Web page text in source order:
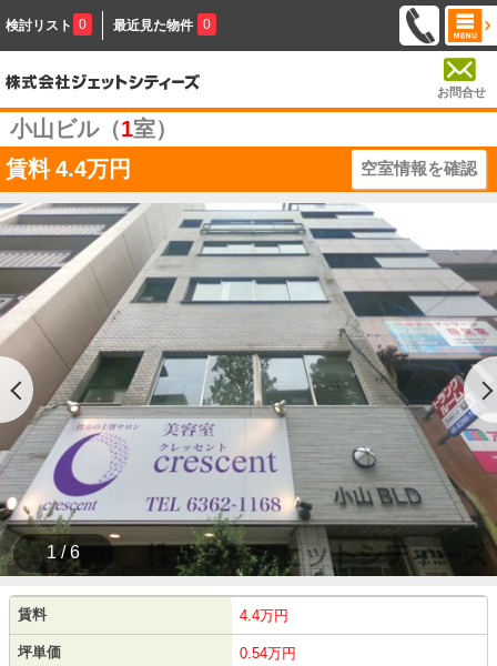
検討リスト 0 最近見た物件 0
お問合せ
小山ビル（1室）
賃料 4.4万円 空室情報を確認
1 / 6
賃料 4.4万円
坪単価 0.54万円